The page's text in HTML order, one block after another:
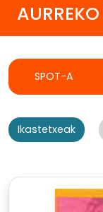
SPOT-A
Ikastetxeak